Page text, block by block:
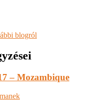
blogról
– Mozambique